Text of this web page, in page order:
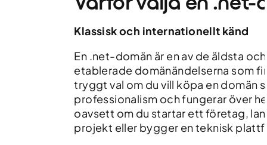
Klassisk och internationellt känd
En .net-domän är en av de äldsta
etablerade domänändelserna som
tryggt val om du vill köpa en domän
professionalism och fungerar över
oavsett om du startar ett företag,
projekt eller bygger en teknisk